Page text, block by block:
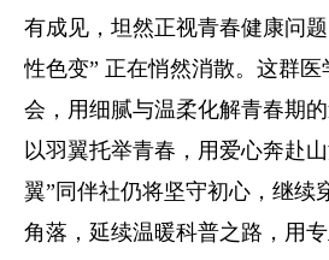
有成见，坦然正视青春健康问
性色变” 正在悄然消散。这群
会，用细腻与温柔化解青春期的
以羽翼托举青春，用爱心奔赴
翼”同伴社仍将坚守初心，继续
角落，延续温暖科普之路，用